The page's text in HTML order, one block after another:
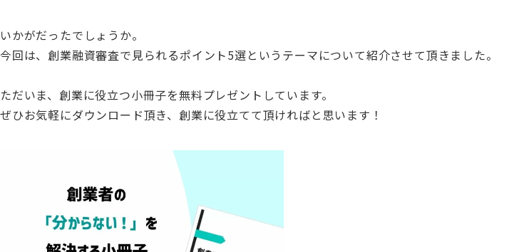
いかがだったでしょうか。
今回は、創業融資審査で見られるポイント5選というテーマについて紹介させて頂きました。
ただいま、創業に役立つ小冊子を無料プレゼントしています。
ぜひお気軽にダウンロード頂き、創業に役立てて頂ければと思います！